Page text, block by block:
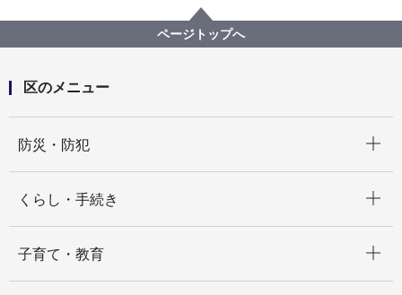
行政サービスコーナーのご案内
ページトップへ
区のメニュー
防災・防犯
くらし・手続き
子育て・教育